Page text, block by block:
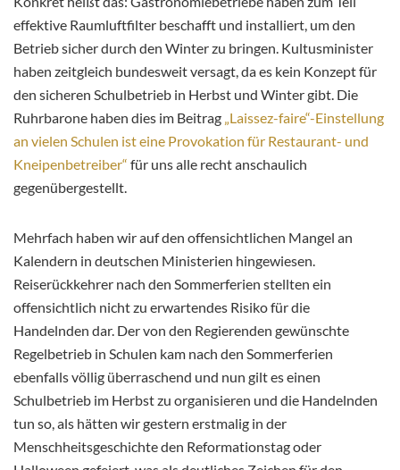
effektive Raumluftfilter beschafft und installiert, um den
Betrieb sicher durch den Winter zu bringen. Kultusminister
haben zeitgleich bundesweit versagt, da es kein Konzept für
den sicheren Schulbetrieb in Herbst und Winter gibt. Die
Ruhrbarone haben dies im Beitrag „Laissez-faire“-Einstellung
an vielen Schulen ist eine Provokation für Restaurant- und
Kneipenbetreiber“ für uns alle recht anschaulich
gegenübergestellt.
Mehrfach haben wir auf den offensichtlichen Mangel an
Kalendern in deutschen Ministerien hingewiesen.
Reiserückkehrer nach den Sommerferien stellten ein
offensichtlich nicht zu erwartendes Risiko für die
Handelnden dar. Der von den Regierenden gewünschte
Regelbetrieb in Schulen kam nach den Sommerferien
ebenfalls völlig überraschend und nun gilt es einen
Schulbetrieb im Herbst zu organisieren und die Handelnden
tun so, als hätten wir gestern erstmalig in der
Menschheitsgeschichte den Reformationstag oder